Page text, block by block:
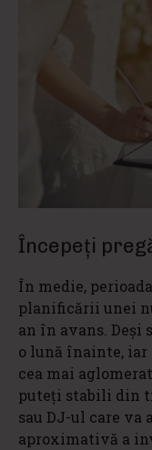
Începeți
În medie,
planificării unei
an în avans. Deși
o lună înainte, iar
cea mai
puteți stabili din
sau DJ-ul care va
aproximativă a